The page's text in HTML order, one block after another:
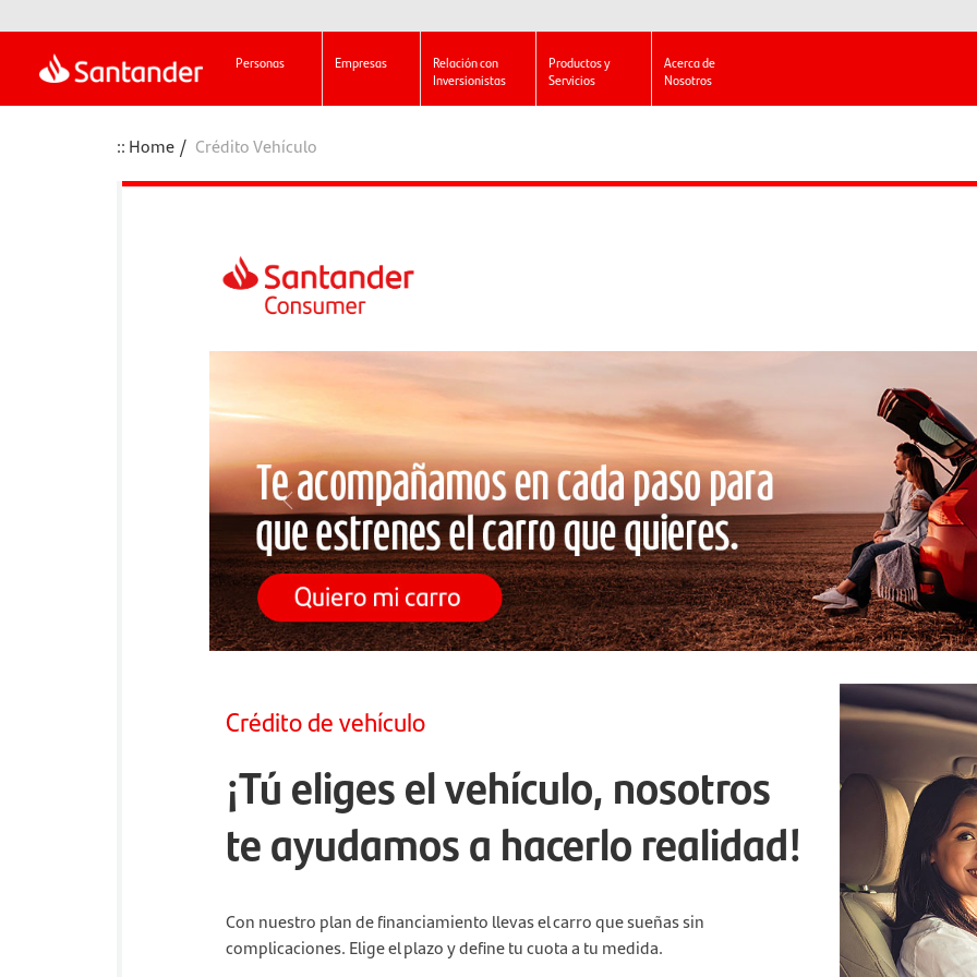
Personas Empresas
Relación con
Inversionistas
Productos y
Servicios
Acerca de
Nosotros
Home Crédito Vehículo
Previous
Crédito de vehículo
¡Tú eliges el vehículo, nosotros
te ayudamos a hacerlo realidad!
Con nuestro plan de financiamiento llevas el carro que sueñas sin
complicaciones. Elige el plazo y define tu cuota a tu medida.